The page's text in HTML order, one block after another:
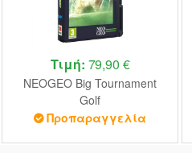
Τιμή: 79,90 €
NEOGEO Big Tournament
Golf
Προπαραγγελία